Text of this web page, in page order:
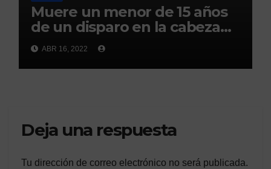
Muere un menor de 15 años
de un disparo en la cabeza
en Ceuta(abc)
ABR 16, 2022
Deja una respuesta
Tu dirección de correo electrónico no será publicada.